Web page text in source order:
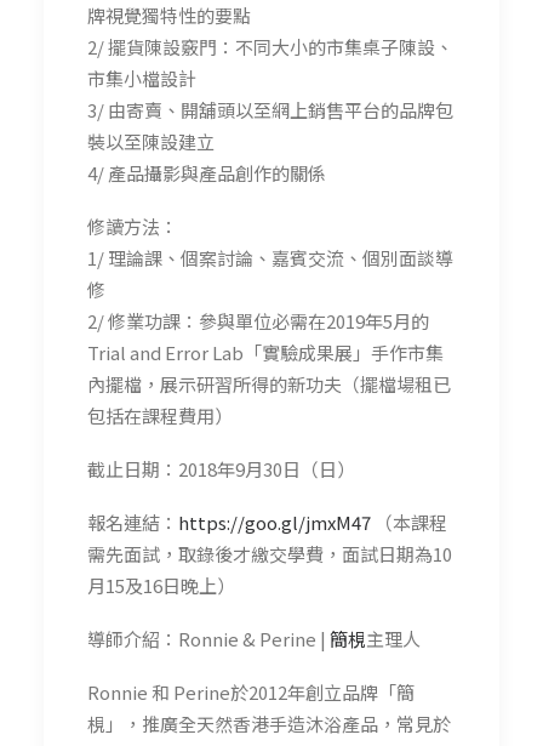
牌視覺獨特性的要點
2/ 擺貨陳設竅門：不同大小的市集桌子陳設、
市集小檔設計
3/ 由寄賣、開舖頭以至網上銷售平台的品牌包
裝以至陳設建立
4/ 產品攝影與產品創作的關係
修讀方法：
1/ 理論課、個案討論、嘉賓交流、個別面談導
修
2/修業功課：參與單位必需在2019年5月的
Trial and Error Lab「實驗成果展」手作市集
內擺檔，展示研習所得的新功夫（擺檔場租已
包括在課程費用）
截止日期：2018年9月30日（日）
報名連結： https://goo.gl/jmxM47 （本課程
需先面試，取錄後才繳交學費，面試日期為10
月15及16日晚上）
導師介紹：Ronnie & Perine | 簡梘主理人
Ronnie 和 Perine於2012年創立品牌「簡
梘」，推廣全天然香港手造沐浴產品，常見於